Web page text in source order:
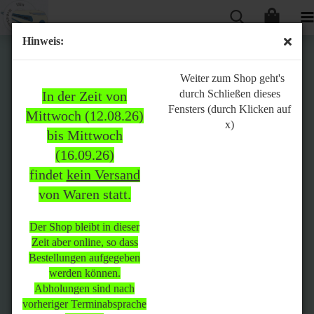
Hinweis:
In der Zeit von
Mittwoch (12.08.26)
bis Mittwoch
(16.09.26)
findet kein Versand
von Waren statt.
Der Shop bleibt in dieser
Zeit aber online, so dass
Bestellungen aufgegeben
werden können.
Abholungen sind nach
vorheriger Terminabsprache
Weiter zum Shop geht's
durch Schließen dieses
Fensters (durch Klicken auf
x)
Bitte
beachten:
In der Zeit von Mittwoch
(12.08.26) bis Mittwoch
(16.09.26)
statt.
Der Shop bleibt in dieser Zeit
aber online, so dass
Bestellungen aufgegeben
werden können.